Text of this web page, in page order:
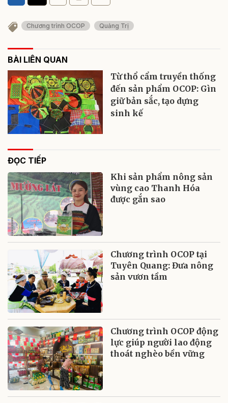
Chương trình OCOP Quảng Trị
BÀI LIÊN QUAN
Từ thổ cẩm truyền thống
đến sản phẩm OCOP: Gìn
giữ bản sắc, tạo dựng
sinh kế
ĐỌC TIẾP
Khi sản phẩm nông sản
vùng cao Thanh Hóa
được gắn sao
Chương trình OCOP tại
Tuyên Quang: Đưa nông
sản vươn tầm
Chương trình OCOP động
lực giúp người lao động
thoát nghèo bền vững